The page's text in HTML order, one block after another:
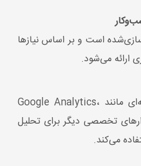
واقعی سایت در گوگل و
نه صرفاً ارائه گزارش‌های
اولیه، پشتیبانی و نظارت
تا عملکرد سایت بهینه باقی